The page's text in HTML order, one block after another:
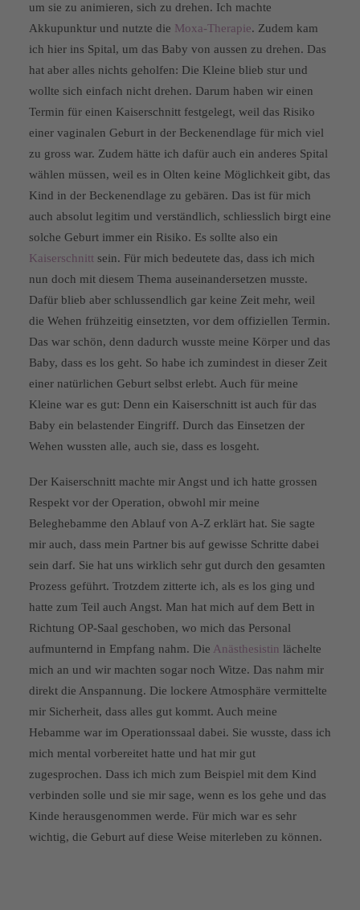
um sie zu animieren, sich zu drehen. Ich machte
Akkupunktur und nutzte die Moxa-Therapie. Zudem kam
ich hier ins Spital, um das Baby von aussen zu drehen. Das
hat aber alles nichts geholfen: Die Kleine blieb stur und
wollte sich einfach nicht drehen. Darum haben wir einen
Termin für einen Kaiserschnitt festgelegt, weil das Risiko
einer vaginalen Geburt in der Beckenendlage für mich viel
zu gross war. Zudem hätte ich dafür auch ein anderes Spital
wählen müssen, weil es in Olten keine Möglichkeit gibt, das
Kind in der Beckenendlage zu gebären. Das ist für mich
auch absolut legitim und verständlich, schliesslich birgt eine
solche Geburt immer ein Risiko. Es sollte also ein
Kaiserschnitt sein. Für mich bedeutete das, dass ich mich
nun doch mit diesem Thema auseinandersetzen musste.
Dafür blieb aber schlussendlich gar keine Zeit mehr, weil
die Wehen frühzeitig einsetzten, vor dem offiziellen Termin.
Das war schön, denn dadurch wusste meine Körper und das
Baby, dass es los geht. So habe ich zumindest in dieser Zeit
einer natürlichen Geburt selbst erlebt. Auch für meine
Kleine war es gut: Denn ein Kaiserschnitt ist auch für das
Baby ein belastender Eingriff. Durch das Einsetzen der
Wehen wussten alle, auch sie, dass es losgeht.
Der Kaiserschnitt machte mir Angst und ich hatte grossen
Respekt vor der Operation, obwohl mir meine
Beleghebamme den Ablauf von A-Z erklärt hat. Sie sagte
mir auch, dass mein Partner bis auf gewisse Schritte dabei
sein darf. Sie hat uns wirklich sehr gut durch den gesamten
Prozess geführt. Trotzdem zitterte ich, als es los ging und
hatte zum Teil auch Angst. Man hat mich auf dem Bett in
Richtung OP-Saal geschoben, wo mich das Personal
aufmunternd in Empfang nahm. Die Anästhesistin lächelte
mich an und wir machten sogar noch Witze. Das nahm mir
direkt die Anspannung. Die lockere Atmosphäre vermittelte
mir Sicherheit, dass alles gut kommt. Auch meine
Hebamme war im Operationssaal dabei. Sie wusste, dass ich
mich mental vorbereitet hatte und hat mir gut
zugesprochen. Dass ich mich zum Beispiel mit dem Kind
verbinden solle und sie mir sage, wenn es los gehe und das
Kinde herausgenommen werde. Für mich war es sehr
wichtig, die Geburt auf diese Weise miterleben zu können.